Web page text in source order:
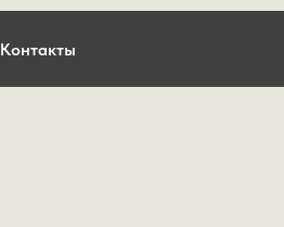
Контакты